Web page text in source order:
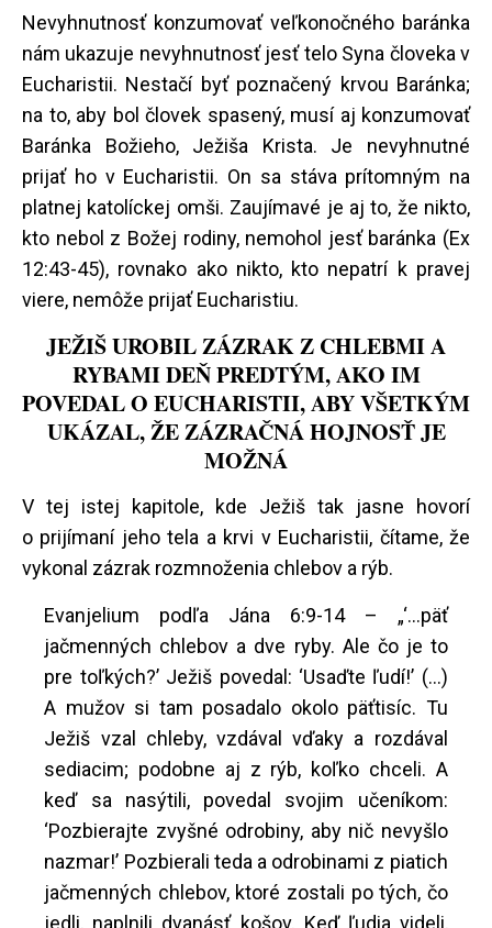
Nevyhnutnosť konzumovať veľkonočného baránka
nám ukazuje nevyhnutnosť jesť telo Syna človeka v
Eucharistii. Nestačí byť poznačený krvou Baránka;
na to, aby bol človek spasený, musí aj konzumovať
Baránka Božieho, Ježiša Krista. Je nevyhnutné
prijať ho v Eucharistii. On sa stáva prítomným na
platnej katolíckej omši. Zaujímavé je aj to, že nikto,
kto nebol z Božej rodiny, nemohol jesť baránka (Ex
12:43-45), rovnako ako nikto, kto nepatrí k pravej
viere, nemôže prijať Eucharistiu.
JEŽIŠ UROBIL ZÁZRAK Z CHLEBMI A
RYBAMI DEŇ PREDTÝM, AKO IM
POVEDAL O EUCHARISTII, ABY VŠETKÝM
UKÁZAL, ŽE ZÁZRAČNÁ HOJNOSŤ JE
MOŽNÁ
V tej istej kapitole, kde Ježiš tak jasne hovorí
o prijímaní jeho tela a krvi v Eucharistii, čítame, že
vykonal zázrak rozmnoženia chlebov a rýb.
Evanjelium podľa Jána 6:9-14 – „‘...päť
jačmenných chlebov a dve ryby. Ale čo je to
pre toľkých?’ Ježiš povedal: ‘Usaďte ľudí!’ (...)
A mužov si tam posadalo okolo päťtisíc. Tu
Ježiš vzal chleby, vzdával vďaky a rozdával
sediacim; podobne aj z rýb, koľko chceli. A
keď sa nasýtili, povedal svojim učeníkom:
‘Pozbierajte zvyšné odrobiny, aby nič nevyšlo
nazmar!’ Pozbierali teda a odrobinami z piatich
jačmenných chlebov, ktoré zostali po tých, čo
jedli, naplnili dvanásť košov. Keď ľudia videli,